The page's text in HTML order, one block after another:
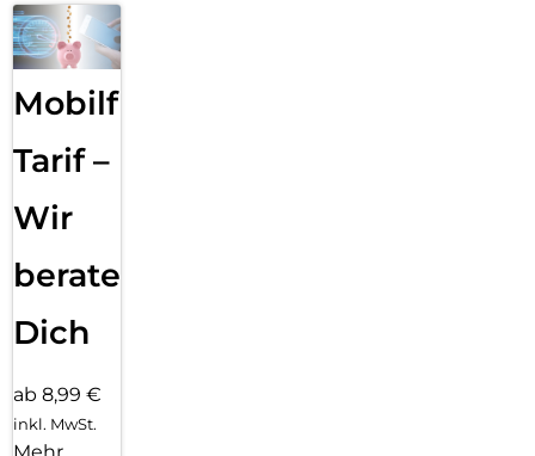
Mobilfunk
Tarif –
Wir
beraten
Dich
ab 8,99 €
inkl. MwSt.